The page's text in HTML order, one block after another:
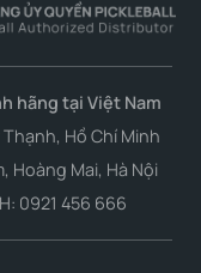
hãng tại Việt Nam
Thạnh, Hồ Chí Minh
Hoàng Mai, Hà Nội
0921 456 666